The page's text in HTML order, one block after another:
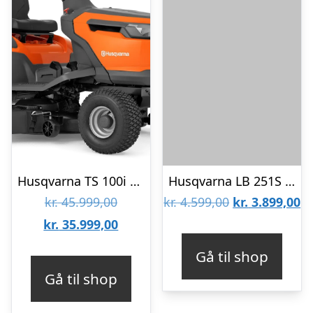
Husqvarna TS 100i Havetraktor
kr.45.999,00Den
oprindelige
kr. 45.999,00.
kr. 35.999,00Den
Gå til shop
Husqvarna LB 251S Plæneklipper
kr.4.599,00 Den
kr. 4.599,00.
kr. 3.899,00
Gå til shop